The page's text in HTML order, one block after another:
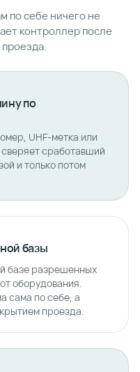
по себе ничего не
контроллер после
по
UHF-метка или
сработавший
и только потом
базы
базе разрешенных
оборудования.
сама по себе, а
проезда.